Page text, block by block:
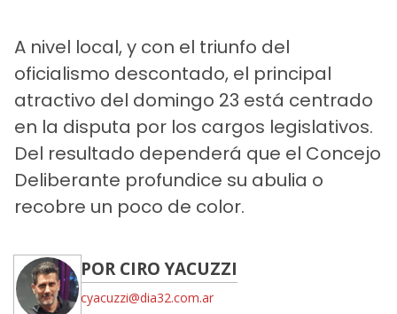
A nivel local, y con el triunfo del
oficialismo descontado, el principal
atractivo del domingo 23 está centrado
en la disputa por los cargos legislativos.
Del resultado dependerá que el Concejo
Deliberante profundice su abulia o
recobre un poco de color.
POR CIRO YACUZZI
cyacuzzi@dia32.com.ar